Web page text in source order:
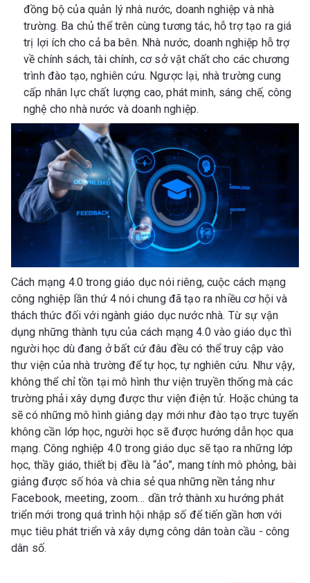
đồng bộ của quản lý nhà nước, doanh nghiệp và nhà
trường. Ba chủ thể trên cùng tương tác, hỗ trợ tạo ra giá
trị lợi ích cho cả ba bên. Nhà nước, doanh nghiệp hỗ trợ
về chính sách, tài chính, cơ sở vật chất cho các chương
trình đào tạo, nghiên cứu. Ngược lại, nhà trường cung
cấp nhân lực chất lượng cao, phát minh, sáng chế, công
nghệ cho nhà nước và doanh nghiệp.
Cách mạng 4.0 trong giáo dục nói riêng, cuộc cách mạng
công nghiệp lần thứ 4 nói chung đã tạo ra nhiều cơ hội và
thách thức đối với ngành giáo dục nước nhà. Từ sự vận
dụng những thành tựu của cách mạng 4.0 vào giáo dục thì
người học dù đang ở bất cứ đâu đều có thể truy cập vào
thư viện của nhà trường để tự học, tự nghiên cứu. Như vậy,
không thể chỉ tồn tại mô hình thư viện truyền thống mà các
trường phải xây dựng được thư viện điện tử. Hoặc chúng ta
sẽ có những mô hình giảng dạy mới như đào tạo trực tuyến
không cần lớp học, người học sẽ được hướng dẫn học qua
mạng. Công nghiệp 4.0 trong giáo dục sẽ tạo ra những lớp
học, thầy giáo, thiết bị đều là “ảo”, mang tính mô phỏng, bài
giảng được số hóa và chia sẻ qua những nền tảng như
Facebook, meeting, zoom… dần trở thành xu hướng phát
triển mới trong quá trình hội nhập số để tiến gần hơn với
mục tiêu phát triển và xây dựng công dân toàn cầu - công
dân số.